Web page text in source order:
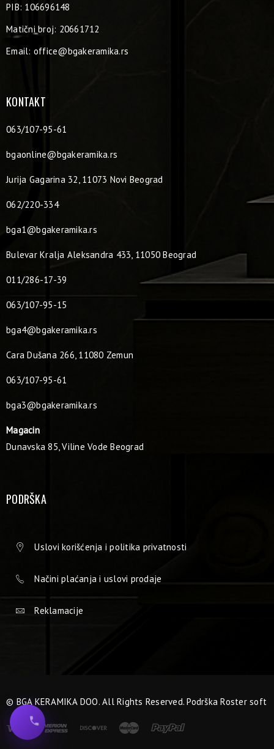
PIB: 106696148
Matični broj: 20661712
Email: office@bgakeramika.rs
KONTAKT
063/107-95-61
bgaonline@bgakeramika.rs
Jurija Gagarina 32, 11073 Novi Beograd
062/220-334
bga1@bgakeramika.rs
Bulevar Kralja Aleksandra 433, 11050 Beograd
011/286-17-39
063/107-95-15
bga4@bgakeramika.rs
Cara Dušana 266, 11080 Zemun
063/107-95-61
bga3@bgakeramika.rs
Magacin
Dunavska 85, Viline Vode Beograd
PODRŠKA
Uslovi korišćenja i politika privatnosti
Načini plaćanja i uslovi prodaje
Reklamacije
© BGA KERAMIKA DOO. All Rights Reserved. PodrškaRoster soft